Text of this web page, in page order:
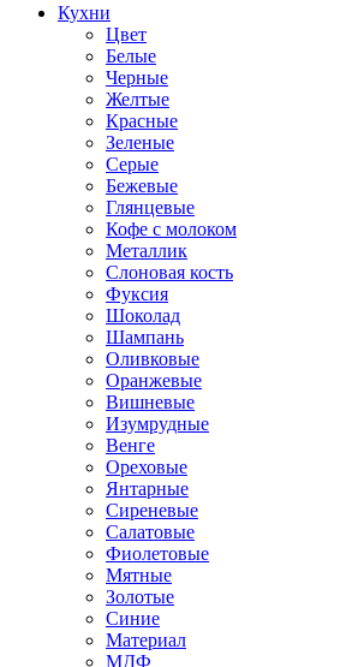
Кухни
Цвет
Белые
Черные
Желтые
Красные
Зеленые
Серые
Бежевые
Глянцевые
Кофе с молоком
Металлик
Слоновая кость
Фуксия
Шоколад
Шампань
Оливковые
Оранжевые
Вишневые
Изумрудные
Венге
Ореховые
Янтарные
Сиреневые
Салатовые
Фиолетовые
Мятные
Золотые
Синие
Материал
МДФ